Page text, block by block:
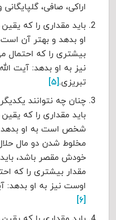
اراکی، صافی،
باید مقداری را که
او بدهد و بهتر آن
بیشتری را که
نیز به او بدهد: آیت
تبریزی.[۵]
چنان چه نتوانند
باید مقداری را که
شخص است به او بدهد،
مخلوط شدن دو مال
خودش مقصر باشد، باید
مقدار بیشتری را که
اوست نیز به او بدهد:
[۶]